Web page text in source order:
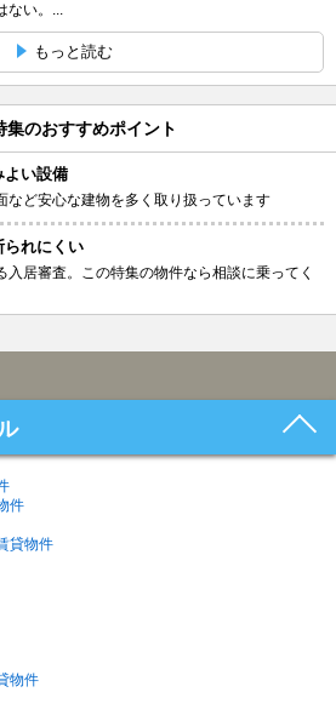
い。...
もっと読む
のおすすめポイント
よい設備
など安心な建物を多く取り扱っています
られにくい
居審査。この特集の物件なら相談に乗ってく
件
貸物件
物件